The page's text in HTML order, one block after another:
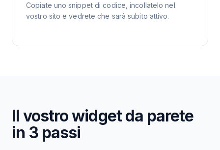
Copiate uno snippet di codice, incollatelo nel
vostro sito e vedrete che sarà subito attivo.
Il vostro widget da parete
in 3 passi